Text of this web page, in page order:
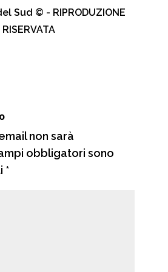
Sud © - RIPRODUZIONE
RISERVATA
non sarà
obbligatori sono
*